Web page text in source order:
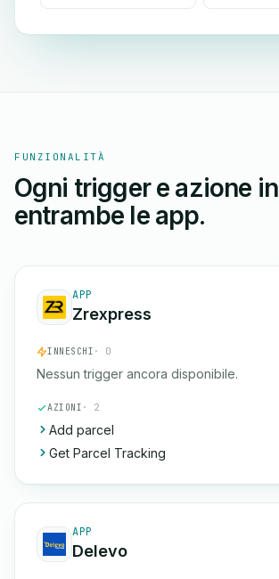
FUNZIONALITÀ
Ogni trigger e azione in
entrambe le app.
APP
Zrexpress
INNESCHI · 0
Nessun trigger ancora disponibile.
AZIONI · 2
Add parcel
Get Parcel Tracking
APP
Delevo